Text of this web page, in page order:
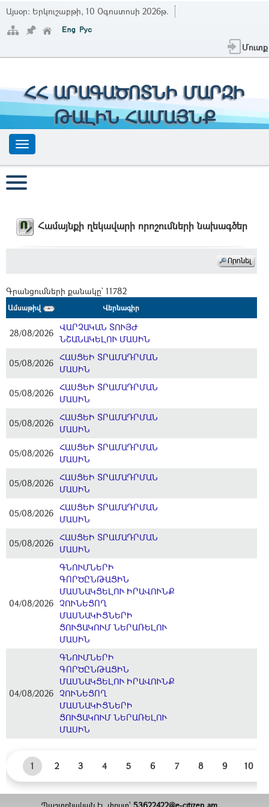
Այսօր: Երկուշաբթի, 10 Օգոստոսի 2026թ.
Մուտք
ՀՀ ԱՐԱԳԱԾՈՏՆԻ ՄԱՐԶԻ
ԹԱԼԻՆ ՀԱՄԱՅՆՔ
Համայնքի ղեկավարի որոշումների նախագծեր
Գրանցումների քանակը` 11782
Ամսաթիվ Վերնագիր
28/08/2026
ՎԱՐՉԱԿԱՆ ՏՈՒՅԺ
ՆՇԱՆԱԿԵԼՈՒ ՄԱՍԻՆ
05/08/2026
ՀԱՍՑԵԻ ՏՐԱՄԱԴՐՄԱՆ
ՄԱՍԻՆ
05/08/2026
ՀԱՍՑԵԻ ՏՐԱՄԱԴՐՄԱՆ
ՄԱՍԻՆ
05/08/2026
ՀԱՍՑԵԻ ՏՐԱՄԱԴՐՄԱՆ
ՄԱՍԻՆ
05/08/2026
ՀԱՍՑԵԻ ՏՐԱՄԱԴՐՄԱՆ
ՄԱՍԻՆ
05/08/2026
ՀԱՍՑԵԻ ՏՐԱՄԱԴՐՄԱՆ
ՄԱՍԻՆ
05/08/2026
ՀԱՍՑԵԻ ՏՐԱՄԱԴՐՄԱՆ
ՄԱՍԻՆ
05/08/2026
ՀԱՍՑԵԻ ՏՐԱՄԱԴՐՄԱՆ
ՄԱՍԻՆ
04/08/2026
ԳՆՈՒՄՆԵՐԻ
ԳՈՐԾԸՆԹԱՑԻՆ
ՄԱՍՆԱԿՑԵԼՈՒ ԻՐԱՎՈՒՆՔ
ՉՈՒՆԵՑՈՂ
ՄԱՍՆԱԿԻՑՆԵՐԻ
ՑՈՒՑԱԿՈՒՄ ՆԵՐԱՌԵԼՈՒ
ՄԱՍԻՆ
04/08/2026
ԳՆՈՒՄՆԵՐԻ
ԳՈՐԾԸՆԹԱՑԻՆ
ՄԱՍՆԱԿՑԵԼՈՒ ԻՐԱՎՈՒՆՔ
ՉՈՒՆԵՑՈՂ
ՄԱՍՆԱԿԻՑՆԵՐԻ
ՑՈՒՑԱԿՈՒՄ ՆԵՐԱՌԵԼՈՒ
ՄԱՍԻՆ
1 2 3 4 5 6 7 8 9 10